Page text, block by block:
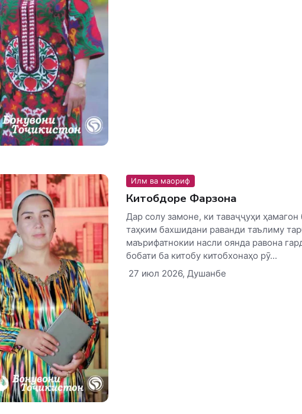
Илм ва маориф
Китобдоре Фарзона
Дар солу замоне, ки таваҷҷуҳи ҳамагон
таҳким бахшидани раванди таълиму
маърифатнокии насли оянда равона
бобати ба китобу китобхонаҳо рӯ...
27 июл 2026, Душанбе